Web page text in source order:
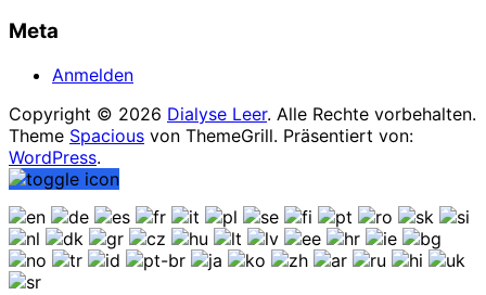
Meta
Anmelden
Copyright © 2026 Dialyse Leer. Alle Rechte vorbehalten.
Theme Spacious von ThemeGrill. Präsentiert von:
WordPress.